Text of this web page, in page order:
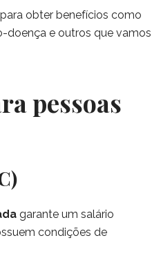
obter benefícios como
doença e outros que vamos
pessoas
garante um salário
condições de